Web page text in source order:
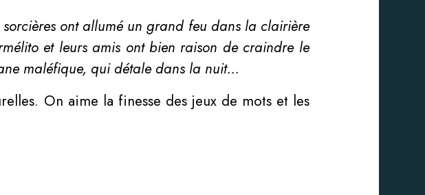
sorcières ont allumé un grand feu dans la clairière
et leurs amis ont bien raison de craindre le
maléfique, qui détale dans la nuit…
On aime la finesse des jeux de mots et les